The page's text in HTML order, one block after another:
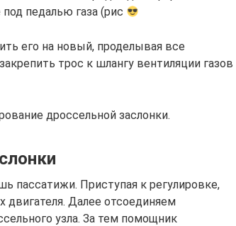
педалью газа (рис
его на новый, проделывая все
трос к шлангу вентиляции газов
дроссельной заслонки.
пассатижи. Приступая к регулировке,
Далее отсоединяем
узла. За тем помощник